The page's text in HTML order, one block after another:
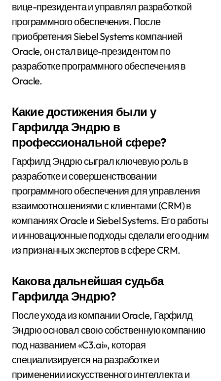
вице-президента и управлял разработкой
программного обеспечения. После
приобретения Siebel Systems компанией
Oracle, он стал вице-президентом по
разработке программного обеспечения в
Oracle.
Какие достижения были у
Гарфилда Эндрю в
профессиональной сфере?
Гарфилд Эндрю сыграл ключевую роль в
разработке и совершенствовании
программного обеспечения для управления
взаимоотношениями с клиентами (CRM) в
компаниях Oracle и Siebel Systems. Его работы
и инновационные подходы сделали его одним
из признанных экспертов в сфере CRM.
Какова дальнейшая судьба
Гарфилда Эндрю?
После ухода из компании Oracle, Гарфилд
Эндрю основал свою собственную компанию
под названием «C3.ai», которая
специализируется на разработке и
применении искусственного интеллекта и